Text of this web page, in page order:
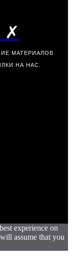
✗
МАТЕРИАЛОВ
НА НАС.
experience on
assume that you